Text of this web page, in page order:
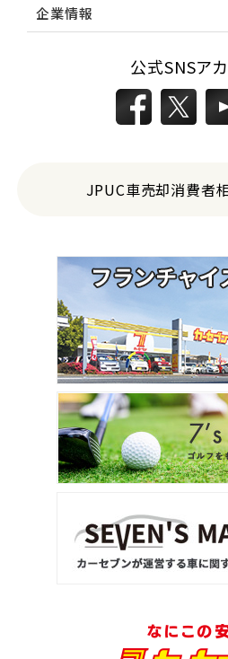
企業情報
公式SNSア
JPUC車売却消費者